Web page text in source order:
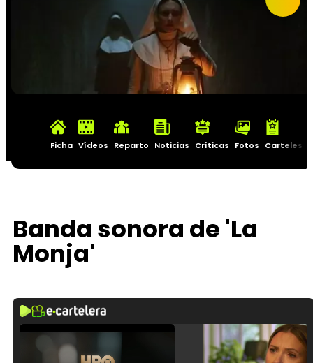
Ficha Vídeos Reparto Noticias Críticas Fotos Carteles
Banda sonora de 'La
Monja'